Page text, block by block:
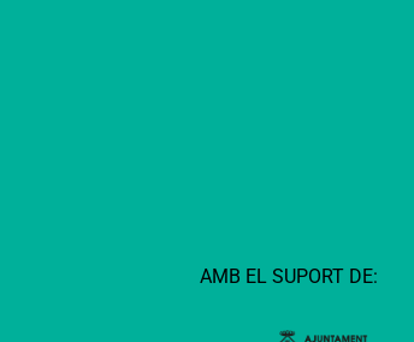
AMB EL SUPORT DE: